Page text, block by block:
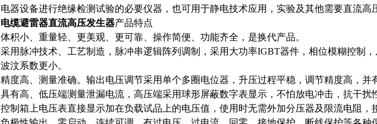
电器设备进行绝缘检测试验的必要仪器，也可用于静电技术应用，实验及其他需要直流高
电缆避雷器直流高压发生器产品特点
体积小、重量轻、更美观、更可靠、操作简便、功能齐全，是换代产品。
采用脉冲技术、工艺制造，脉冲串逻辑阵列调制，采用大功率IGBT器件，相位模糊控制，
波汶系数更小。
精度高、测量准确。输出电压调节采用单个多圈电位器，升压过程平稳，调节精度高，并
具有高、低压端测量泄漏电流，高压端采用球形屏蔽数字表显示，不怕放电冲击，抗干扰
控制箱上电压表直接显示加在负载试品上的电压值，使用时无需外加分压器及限流电阻，